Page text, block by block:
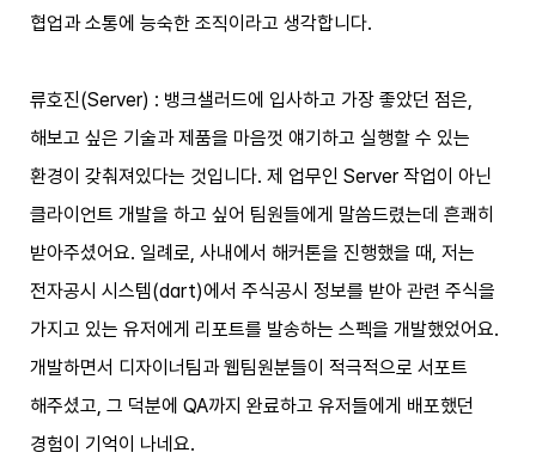
협업과 소통에 능숙한 조직이라고 생각합니다.
류호진(Server) : 뱅크샐러드에 입사하고 가장 좋았던 점은,
해보고 싶은 기술과 제품을 마음껏 얘기하고 실행할 수 있는
환경이 갖춰져있다는 것입니다. 제 업무인 Server 작업이 아닌
클라이언트 개발을 하고 싶어 팀원들에게 말씀드렸는데 흔쾌히
받아주셨어요. 일례로, 사내에서 해커톤을 진행했을 때, 저는
전자공시 시스템(dart)에서 주식공시 정보를 받아 관련 주식을
가지고 있는 유저에게 리포트를 발송하는 스펙을 개발했었어요.
개발하면서 디자이너팀과 웹팀원분들이 적극적으로 서포트
해주셨고, 그 덕분에 QA까지 완료하고 유저들에게 배포했던
경험이 기억이 나네요.